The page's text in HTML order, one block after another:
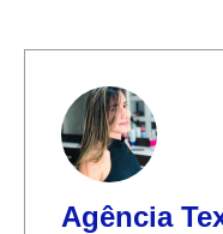
Agência